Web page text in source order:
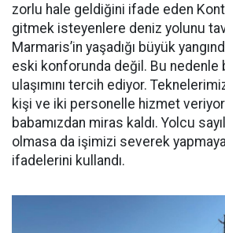
zorlu hale geldiğini ifade eden
gitmek isteyenlere deniz yolunu
Marmaris’in yaşadığı büyük
eski konforunda değil. Bu nedenle
ulaşımını tercih ediyor.
kişi ve iki personelle hizmet
babamızdan miras kaldı. Yolcu
olmasa da işimizi severek
ifadelerini kullandı.